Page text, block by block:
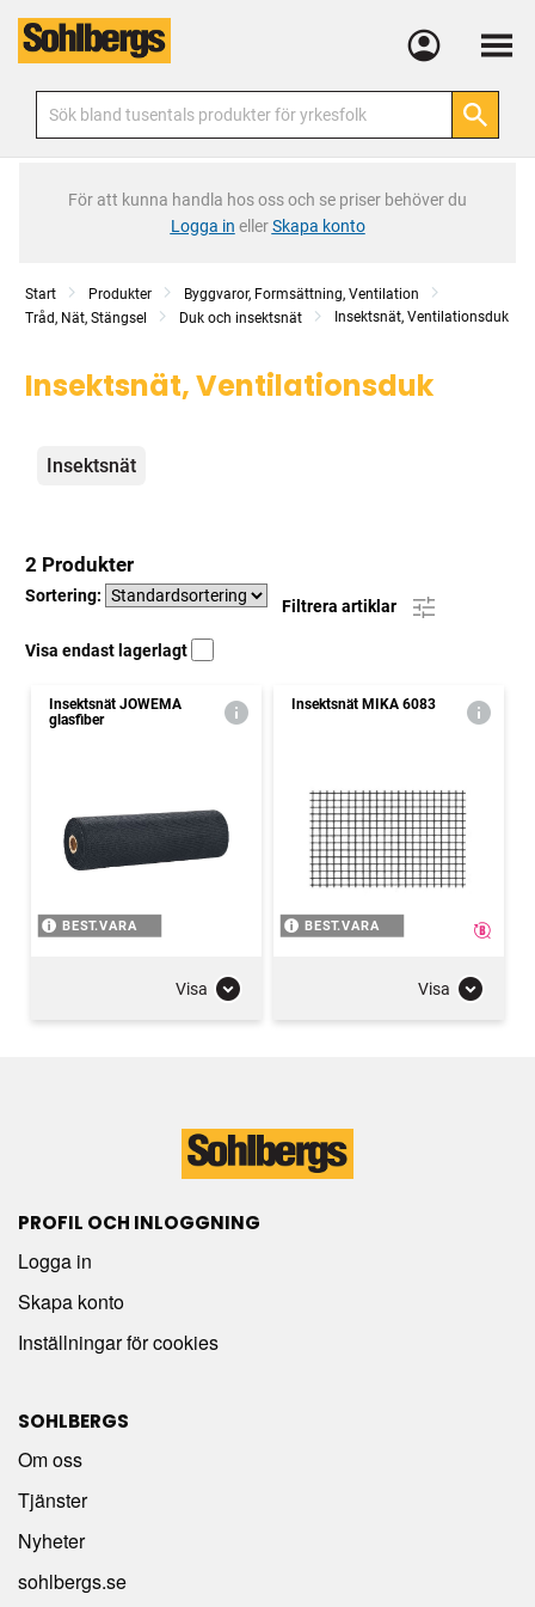
Meny
För att kunna handla hos oss och se priser behöver du
Logga in ellerSkapa konto
Start Produkter
Byggvaror, Formsättning, Ventilation
Tråd, Nät, Stängsel
Duk och insektsnät Insektsnät, Ventilationsduk
Insektsnät, Ventilationsduk
Kategorier
Insektsnät
2 Produkter
Sortering:
Filtrera artiklar
Visa endast lagerlagt
Insektsnät JOWEMA
glasfiber
BEST.VARA
Visa
Insektsnät MIKA 6083
BEST.VARA
Visa
PROFIL OCH INLOGGNING
Logga in
Skapa konto
Inställningar för cookies
SOHLBERGS
Om oss
Tjänster
Nyheter
sohlbergs.se